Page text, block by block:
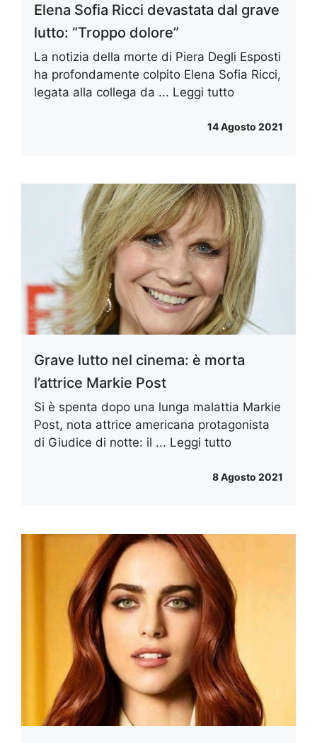
Elena Sofia Ricci devastata dal grave
lutto: “Troppo dolore”
La notizia della morte di Piera Degli Esposti
ha profondamente colpito Elena Sofia Ricci,
legata alla collega da ... Leggi tutto
14 Agosto 2021
Grave lutto nel cinema: è morta
l’attrice Markie Post
Si è spenta dopo una lunga malattia Markie
Post, nota attrice americana protagonista
di Giudice di notte: il ... Leggi tutto
8 Agosto 2021